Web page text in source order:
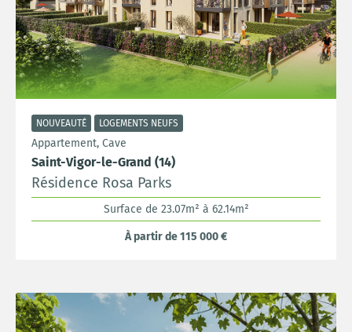
NOUVEAUTÉ LOGEMENTS NEUFS
Appartement, Cave
Saint-Vigor-le-Grand (14)
Résidence Rosa Parks
Surface de 23.07m² à 62.14m²
À partir de 115 000 €